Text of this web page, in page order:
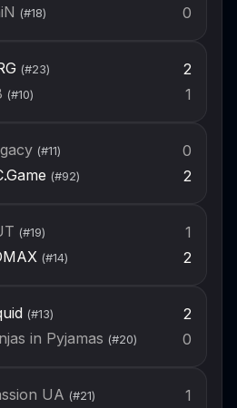
(#18) 0
(#23)
2
(#10) 1
(#11)
0
(#92) 2
(#19)
1
(#14) 2
(#13)
2
in Pyjamas (#20) 0
UA (#21)
1